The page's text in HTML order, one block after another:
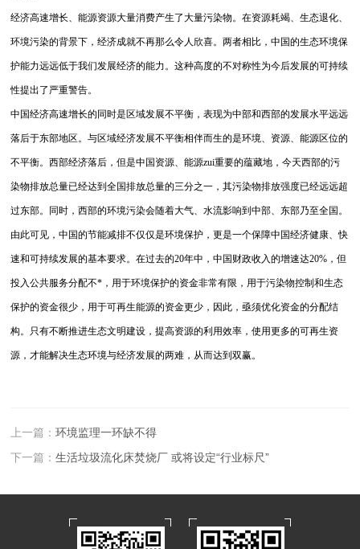
经济高速增长、能源资源大量消费产生了大量污染物。在资源耗竭、生态退化、
环境污染的背景下，经济成就不再那么令人欣喜。两者相比，中国的生态环境保
护能力远远低于我们发展经济的能力。这种高度的不对称性为今后发展的可持续
性提出了严重警告。
中国经济高速增长的同时是区域发展不平衡，表现为中部和西部的发展水平远远
落后于东部地区。与区域经济发展不平衡相伴而生的是环境、资源、能源区位的
不平衡。西部经济落后，但是中国资源、能源zui重要的蕴藏地，今天西部的污
染物排放总量已经达到全国排放总量的三分之一，其污染物排放强度已经远远超
过东部。同时，西部的环境污染会随着大气、水流影响到中部、东部乃至全国。
由此可见，中国的节能减排不仅仅是环境保护，更是一个保障中国经济健康、快
速和可持续发展的基本要求。在过去的20年中，中国财政收入的增速达20% ，但
投入公共服务分配不*，用于环境保护的资金非常有限，用于污染物控制和生态
保护的资金很少，用于可再生能源的资金更少，因此，亟须优化资金的分配结
构。只有不断推进生态文明建设，提高资源的利用效率，使用更多的可再生资
源，才能解决生态环境与经济发展的两难，从而达到双赢。
上一篇：环境监理一环缺不得
下一篇：生活垃圾流化床焚烧厂 或将设定“行业标尺”